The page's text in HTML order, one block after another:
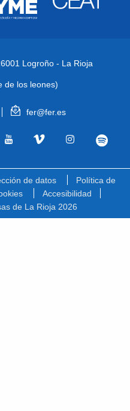
Logroño - La Rioja
de los leones)
fer@fer.es
de datos
Política de
Accesibilidad
de La Rioja 2026